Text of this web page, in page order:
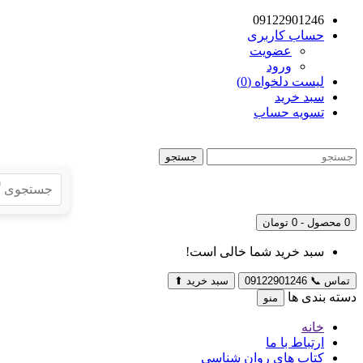
09122901246
حساب کاربری
عضویت
ورود
لیست دلخواه (0)
سبد خرید
تسویه حساب
جستجو
0 محصول - 0 تومان
سبد خرید شما خالی است!
تماس 📞
09122901246 سبد خرید ⬆
دسته بندی ها منو
خانه
ارتباط با ما
کتاب های روان شناسی